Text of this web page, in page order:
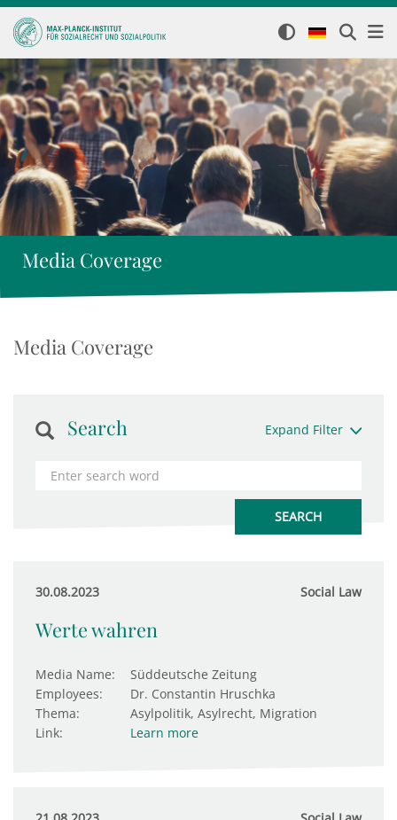
Media Coverage
Media Coverage
Search Expand Filter
30.08.2023 Social Law
Werte wahren
Media Name:
Süddeutsche Zeitung
Employees:
Dr. Constantin Hruschka
Thema:
Asylpolitik, Asylrecht, Migration
Link:
Learn more